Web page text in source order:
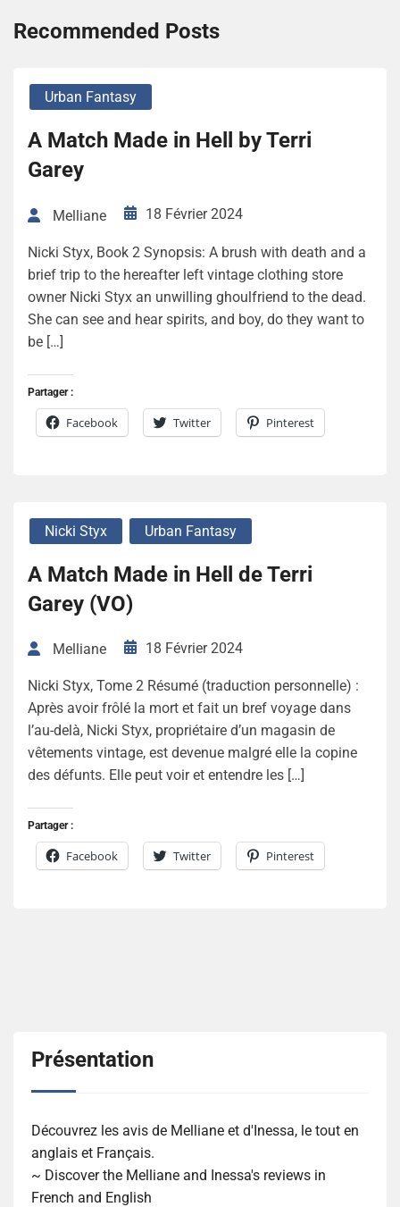
Recommended Posts
Urban Fantasy
A Match Made in Hell by Terri
Garey
Melliane 18 Février 2024
Nicki Styx, Book 2 Synopsis: A brush with death and a
brief trip to the hereafter left vintage clothing store
owner Nicki Styx an unwilling ghoulfriend to the dead.
She can see and hear spirits, and boy, do they want to
be […]
Partager :
Facebook Twitter Pinterest
Nicki Styx Urban Fantasy
A Match Made in Hell de Terri
Garey (VO)
Melliane 18 Février 2024
Nicki Styx, Tome 2 Résumé (traduction personnelle) :
Après avoir frôlé la mort et fait un bref voyage dans
l’au-delà, Nicki Styx, propriétaire d’un magasin de
vêtements vintage, est devenue malgré elle la copine
des défunts. Elle peut voir et entendre les […]
Partager :
Facebook Twitter Pinterest
Présentation
Découvrez les avis de Melliane et d'Inessa, le tout en
anglais et Français.
~ Discover the Melliane and Inessa's reviews in
French and English